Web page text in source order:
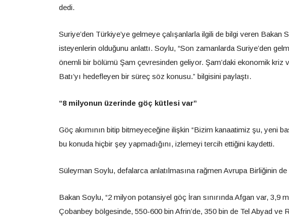
dedi.
Suriye’den Türkiye’ye gelmeye çalışanlarla ilgili de bilgi veren Bakan
isteyenlerin olduğunu anlattı. Soylu, “Son zamanlarda Suriye’den
önemli bir bölümü Şam çevresinden geliyor. Şam’daki ekonomik
Batı’yı hedefleyen bir süreç söz konusu.” bilgisini paylaştı.
“8 milyonun üzerinde göç kütlesi var”
Göç akımının bitip bitmeyeceğine ilişkin “Bizim kanaatimiz şu, yeni
bu konuda hiçbir şey yapmadığını, izlemeyi tercih ettiğini kaydetti.
Süleyman Soylu, defalarca anlatılmasına rağmen Avrupa Birliğinin de
Bakan Soylu, “2 milyon potansiyel göç İran sınırında Afgan var,
Çobanbey bölgesinde, 550-600 bin Afrin’de, 350 bin de Tel Abyad